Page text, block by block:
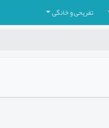
تفریحی و خانگی